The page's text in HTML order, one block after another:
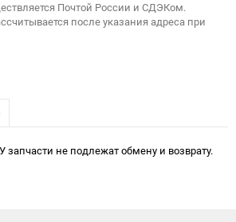
Почтой России и СДЭКом.
после указания адреса при
запчасти не подлежат обмену и возврату.